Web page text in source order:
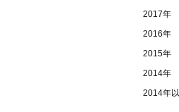
2017年
2016年
2015年
2014年
2014年